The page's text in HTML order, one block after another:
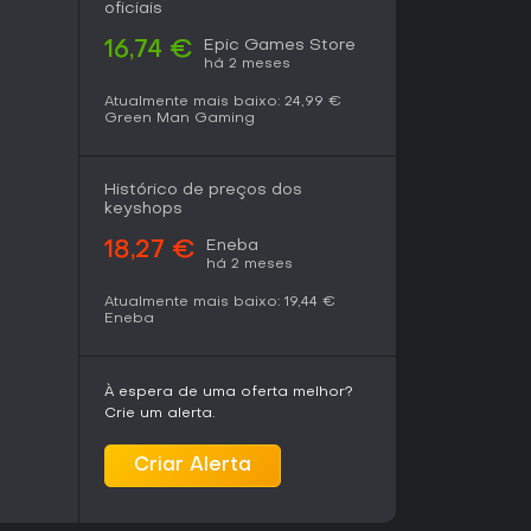
crie rigs high-end, teste limites de
benchmarks. Ideal para quem quer
cooling, com mais opções de loops
CPUs, RAM e placas-mãe. Versões recentes
problemas de loading, e aprimoraram a
mais envolventes, embora alguns jogadores
de PC ou quer aprender o básico de
Atrai hobbyistas e aspirantes a builders
O feedback dos jogadores aponta
oficiais
16,74 € Epic Games Store
há 2 meses
Atualmente mais baixo: 24,99 €
Green Man Gaming
Histórico de preços dos
keyshops
18,27 € Eneba
há 2 meses
Atualmente mais baixo: 19,44 €
Eneba
À espera de uma oferta melhor?
Crie um alerta.
Criar Alerta